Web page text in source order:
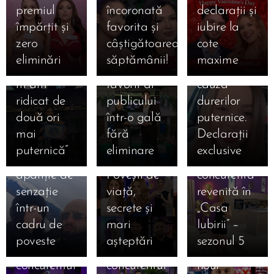
premiul
împărțit și
zero
eliminări
încoronată
favorita și
câștigătoarea
săptămânii!
declarații și
iubire la
cote
maxime
mesaj: „De
fiecare
dată când
am căzut,
m-am
ridicat de
două ori
mai
puternică”
Gala din
25 ianuarie
2026:
Valentin,
favorit al
publicului
într-o gală
fără
eliminare
îngrijorat
fanii. A
ajuns la
spital din
cauza
durerilor
puternice.
Declarații
exclusive
21.01.2026
Kira și
Moldo,
apariție de
senzație
într-un
cadru de
poveste
Casa
Iubirii,
sezonul 5:
Cine sunt
cei 14
concurenți
care au
intrat luni,
12 ianuarie
2026.
Povești de
viață,
secrete și
mari
așteptări
12.01.2026
Cine este
Lucia,
concurenta
revenită în
„Casa
Iubirii” –
sezonul 5
12.01.2026
Cine este
Danciu
Marius,
concurentul
12.01.2026
Cine este
Robert
Gabriel
Mihai,
concurentul
12.01.2026
Cine este
Ștefan
Armencea,
noul